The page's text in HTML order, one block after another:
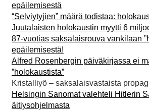
epäilemisestä
“Selviytyjien” määrä todistaa:
Juutalaisten holokaustin myytti 6
87-vuotias saksalaisrouva vankilaan
epäilemisestä!
Alfred Rosenbergin päiväkirjassa ei
”holokaustista”
Kristalliyö – saksalaisvastaista
Helsingin Sanomat valehteli Hitlerin
äitiysohjelmasta